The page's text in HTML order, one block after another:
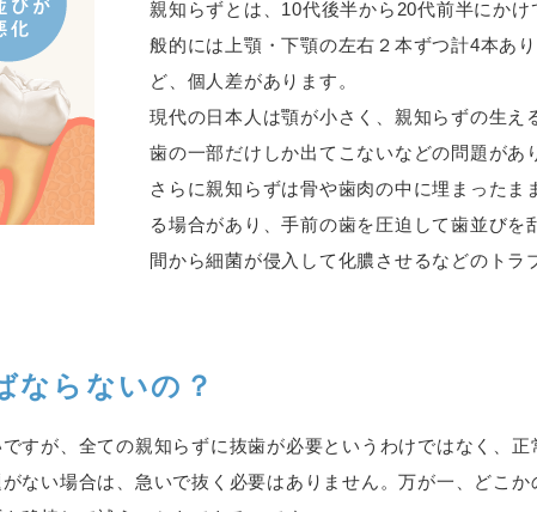
親知らずとは、10代後半から20代前半にか
般的には上顎・下顎の左右２本ずつ計4本あ
ど、個人差があります。
現代の日本人は顎が小さく、親知らずの生え
歯の一部だけしか出てこないなどの問題があ
さらに親知らずは骨や歯肉の中に埋まった
る場合があり、手前の歯を圧迫して歯並び
間から細菌が侵入して化膿させるなどのトラ
ならないの？
すが、全ての親知らずに抜歯が必要というわけではなく、正
ない場合は、急いで抜く必要はありません。万が一、どこか